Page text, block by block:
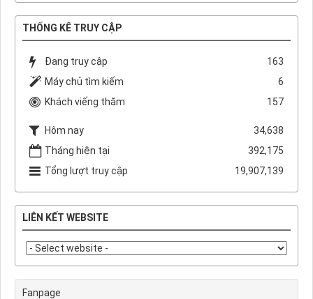
THỐNG KÊ TRUY CẬP
Đang truy cập
163
Máy chủ tìm kiếm
6
Khách viếng thăm
157
Hôm nay
34,638
Tháng hiện tại
392,175
Tổng lượt truy cập
19,907,139
LIÊN KẾT WEBSITE
Fanpage